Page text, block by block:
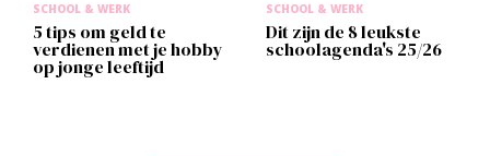
SCHOOL & WERK
5 tips om geld te
verdienen met je hobby
op jonge leeftijd
SCHOOL & WERK
Dit zijn de 8 leukste
schoolagenda's 25/26